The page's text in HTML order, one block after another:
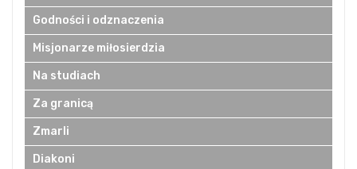
Godności i odznaczenia
Misjonarze miłosierdzia
Na studiach
Za granicą
Zmarli
Diakoni